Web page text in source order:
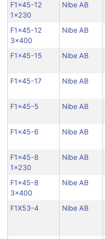
F1x45-12
1x230
Nibe AB
F1x45-12
3x400
Nibe AB
F1x45-15 Nibe AB
F1x45-17 Nibe AB
F1x45-5 Nibe AB
F1x45-6 Nibe AB
F1x45-8
1x230
Nibe AB
F1x45-8
3x400
Nibe AB
F1X53-4 Nibe AB